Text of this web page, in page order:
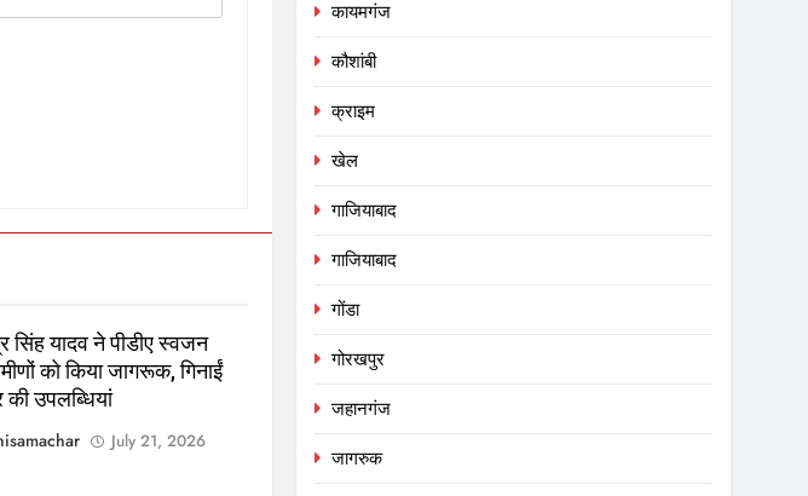
सिंह यादव ने पीडीए स्वजन
को किया जागरूक, गिनाईं
उपलब्धियां
July 21, 2026
कायमगंज
कौशांबी
क्राइम
खेल
गाजियाबाद
गाजियाबाद
गोंडा
गोरखपुर
जहानगंज
जागरुक